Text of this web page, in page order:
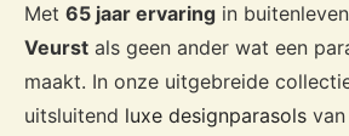
Met 65 jaar ervaring in
Veurst als geen ander wat een
maakt. In onze uitgebreide
uitsluitend luxe designparasols